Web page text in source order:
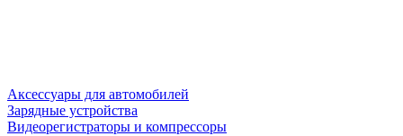
Аксессуары для автомобилей
Зарядные устройства
Видеорегистраторы и компрессоры